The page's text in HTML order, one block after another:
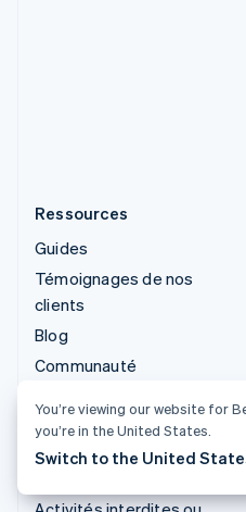
Ressources
Guides
Témoignages de nos
clients
Blog
Communauté
annuelle
Confidentialité et
You’re viewing our website for
you’re in the United States.
Switch to the United